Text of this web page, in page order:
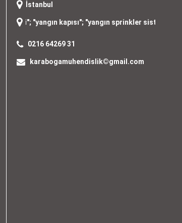
İstanbul
yangın kapısı"; "yangın sprinkler sistemi"; "yangın
0216 64269 31
karabogamuhendislik©gmail.com